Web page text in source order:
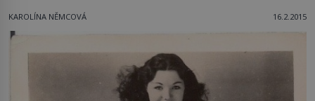
KAROLÍNA NĚMCOVÁ 16.2.2015